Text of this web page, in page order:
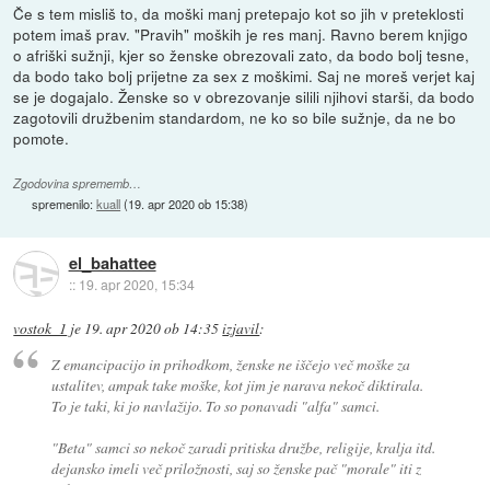
Če s tem misliš to, da moški manj pretepajo kot so jih v preteklosti
potem imaš prav. "Pravih" moških je res manj. Ravno berem knjigo
o afriški sužnji, kjer so ženske obrezovali zato, da bodo bolj tesne,
da bodo tako bolj prijetne za sex z moškimi. Saj ne moreš verjet kaj
se je dogajalo. Ženske so v obrezovanje silili njihovi starši, da bodo
zagotovili družbenim standardom, ne ko so bile sužnje, da ne bo
pomote.
Zgodovina sprememb…
spremenilo:kuall(19. apr 2020 ob 15:38)
el_bahattee
:: 19. apr 2020, 15:34
vostok_1 je 19. apr 2020 ob 14:35izjavil:
Z emancipacijo in prihodkom, ženske ne iščejo več moške za
ustalitev, ampak take moške, kot jim je narava nekoč diktirala.
To je taki, ki jo navlažijo. To so ponavadi "alfa" samci.
"Beta" samci so nekoč zaradi pritiska družbe, religije, kralja itd.
dejansko imeli več priložnosti, saj so ženske pač "morale" iti z